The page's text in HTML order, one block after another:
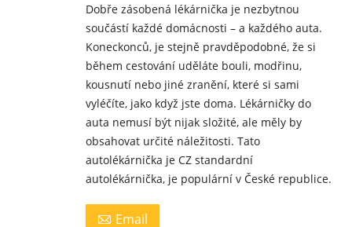
Dobře zásobená lékárnička je nezbytnou
součástí každé domácnosti – a každého auta.
Koneckonců, je stejně pravděpodobné, že si
během cestování uděláte bouli, modřinu,
kousnutí nebo jiné zranění, které si sami
vyléčíte, jako když jste doma. Lékárničky do
auta nemusí být nijak složité, ale měly by
obsahovat určité náležitosti. Tato
autolékárnička je CZ standardní
autolékárnička, je populární v České republice.
 Email